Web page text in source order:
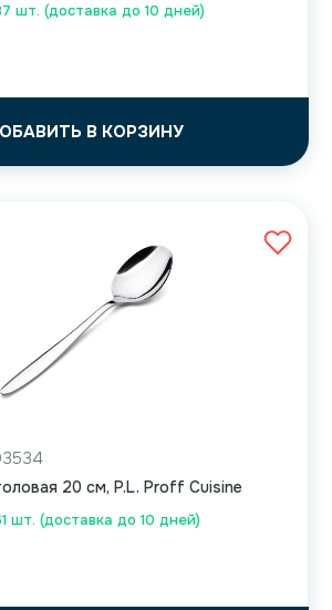
шт. (доставка до 10 дней)
В КОРЗИНУ
шт. (доставка до 10 дней)
20 см, P.L. Proff Cuisine